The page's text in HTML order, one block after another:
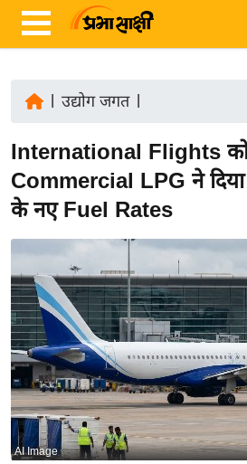
ज़ा
ख
ब
र
रा
ष्ट्री
य
अं
त
र्रा
ष्ट्री
य
बि
उद्योग जगत|
International Flights को
Commercial LPG ने
के नए Fuel Rates
AI Image